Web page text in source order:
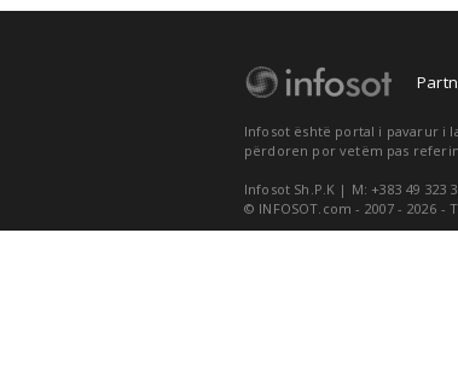
Infosot është portal i pavarur i
përdoren por vetëm pas
Infosot Sh.P.K | M: +383 49 323
© INFOSOT.com - 2007 - 2026